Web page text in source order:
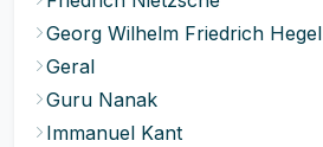
Georg Wilhelm Friedrich Hegel
Geral
Guru Nanak
Immanuel Kant